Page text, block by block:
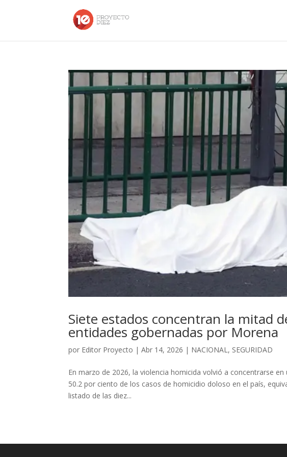
Siete estados concentran la mitad
entidades gobernadas por Morena
por Editor Proyecto |Abr 14, 2026 | NACIONAL, SEGURIDAD
En marzo de 2026, la violencia homicida volvió a concentrarse
50.2 por ciento de los casos de homicidio doloso en el país,
listado de las diez...